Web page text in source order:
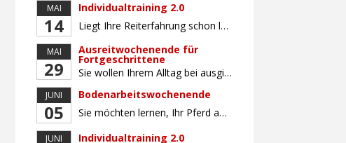
MAI
14
Individualtraining 2.0
Liegt Ihre Reiterfahrung schon länger zurück oder fühlen Sie sich noch nicht richtig fit? Oder sind Sie bereits ein sicherer Reiter und freuen sich auf weiterführenden Unterricht? Training für Reiter:innen mit unterschiedlicher Reiterfahrung, auf die Wünsche und Kenntnisse des Einzelnen abgestimmt. Ein abwechslungsreiches Programm mit individuellem Reitunterricht mit unterschiedlichen Schwerpunkten und für Fortgeschrittene auch mit […]
MAI
29
Ausreitwochenende für
Fortgeschrittene
Sie wollen Ihrem Alltag bei ausgiebigen Ritten durch unser wunderschönes Gelände entfliehen? Dann ist das Ausreitwochenende genau das Richtige. Geübte und sichere Reiter und Reiterinnen genießen die herrliche Natur unter erfahrener Rittführung. Teilnahme mit Leih- oder eigenem Pferd möglich. Mindestteilnehmerzahl: 5 Personen
JUNI
05
Bodenarbeitswochenende
Sie möchten lernen, Ihr Pferd am Boden gezielt zu gymnastizieren und durch feine Kommunikation zu führen? Dieser Kurs vermittelt, wie gezieltes und korrektes Longieren zur gymnastizierenden Arbeit mit dem Pferd beitragen. Wir arbeiten mit Hilfe eines Kappzaums – ohne Ausbinder oder andere Hilfszügel. Im Mittelpunkt stehen feine Kommunikation, klare Körpersprache und präzise Hilfengebung mit dem […]
JUNI
Individualtraining 2.0